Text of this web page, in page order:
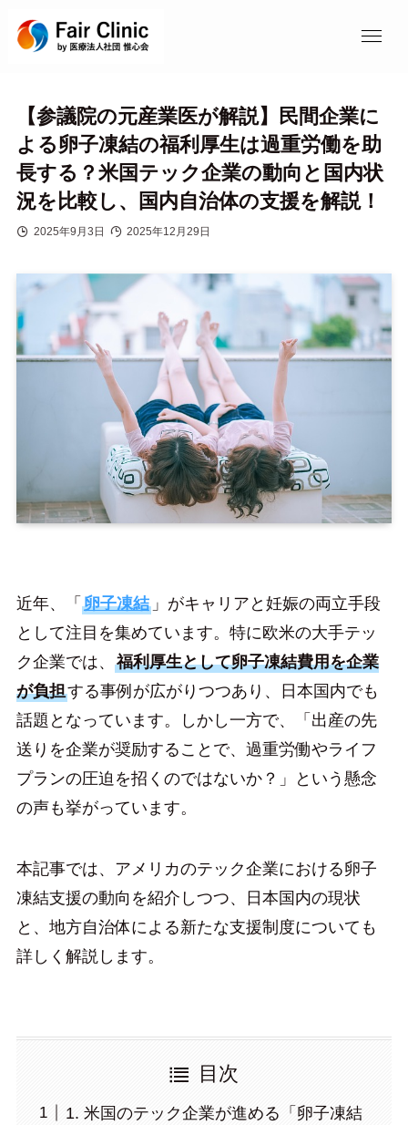
【参議院の元産業医が解説】民間企業に
よる卵子凍結の福利厚生は過重労働を助
長する？米国テック企業の動向と国内状
況を比較し、国内自治体の支援を解説！
2025年9月3日 2025年12月29日
近年、「 卵子凍結」がキャリアと妊娠の両立手段
として注目を集めています。特に欧米の大手テッ
ク企業では、 福利厚生として卵子凍結費用を企業
が負担する事例が広がりつつあり、日本国内でも
話題となっています。しかし一方で、「出産の先
送りを企業が奨励することで、過重労働やライフ
プランの圧迫を招くのではないか？」という懸念
の声も挙がっています。
本記事では、アメリカのテック企業における卵子
凍結支援の動向を紹介しつつ、日本国内の現状
と、地方自治体による新たな支援制度についても
詳しく解説します。
目次
1. 米国のテック企業が進める「卵子凍結